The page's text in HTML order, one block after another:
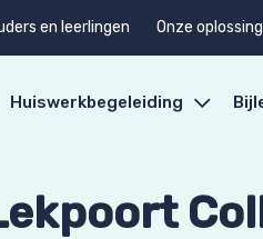
en leerlingen Onze
Huiswerkbegeleiding